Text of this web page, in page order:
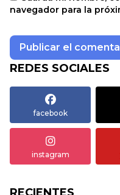
navegador para la
REDES SOCIALES
facebook
instagram